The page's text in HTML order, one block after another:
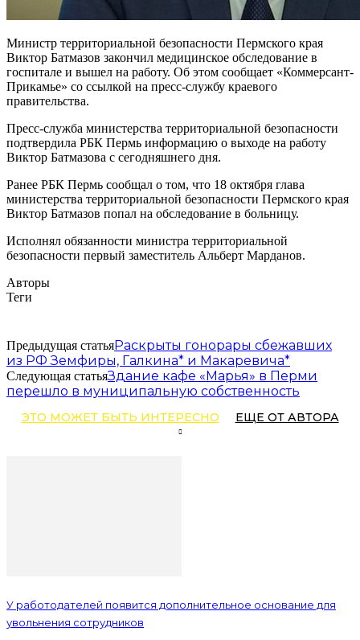
Министр территориальной безопасности Пермского края
Виктор Батмазов закончил медицинское обследование в
госпитале и вышел на работу. Об этом сообщает «Коммерсант-
Прикамье» со ссылкой на пресс-службу краевого
правительства.
Пресс-служба министерства территориальной безопасности
подтвердила РБК Пермь информацию о выходе на работу
Виктор Батмазова с сегодняшнего дня.
Ранее РБК Пермь сообщал о том, что 18 октября глава
министерства территориальной безопасности Пермского края
Виктор Батмазов попал на обследование в больницу.
Исполнял обязанности министра территориальной
безопасности первый заместитель Альберт Марданов.
Авторы
Теги
Предыдущая статьяРаскрыты гонорары сбежавших
из РФ Земфиры, Галкина* и Макаревича*
Следующая статьяЗдание кафе «Марья» в Перми
перешло в муниципальную собственность
ЭТО МОЖЕТ БЫТЬ ИНТЕРЕСНО ЕЩЕ ОТ АВТОРА
У работодателей появится дополнительное основание для
увольнения сотрудников